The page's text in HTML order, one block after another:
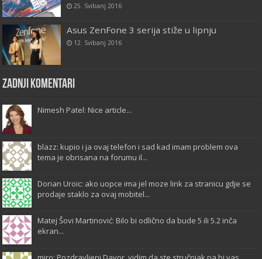
25. Svibanj 2016
Asus ZenFone 3 serija stiže u lipnju
12. Svibanj 2016
Zadnji komentari
Nimesh Patel: Nice article...
blazz: kupio i ja ovaj telefon i sad kad imam problem ova
tema je obrisana na forumu il...
Dorian Uroic: ako uopce ima jel moze link za stranicu gdje se
prodaje staklo za ovaj mobitel...
Matej Šovi Martinović: Bilo bi odlično da bude 5 ili 5.2 inča
ekran...